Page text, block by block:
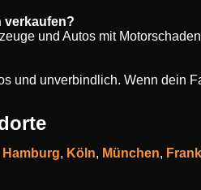
verkaufen?
und Autos mit
und unverbindlich. Wenn dein
Hamburg, Köln, München,